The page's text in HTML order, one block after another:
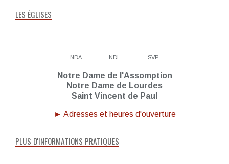
LES ÉGLISES
NDA NDL SVP
Notre Dame de l'Assomption
Notre Dame de Lourdes
Saint Vincent de Paul
► Adresses et heures d'ouverture
PLUS D'INFORMATIONS PRATIQUES